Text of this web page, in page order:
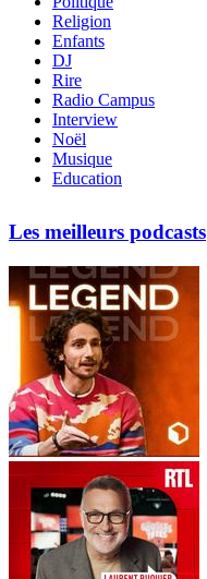
Religion
Enfants
DJ
Rire
Radio Campus
Interview
Noël
Musique
Education
Les meilleurs podcasts